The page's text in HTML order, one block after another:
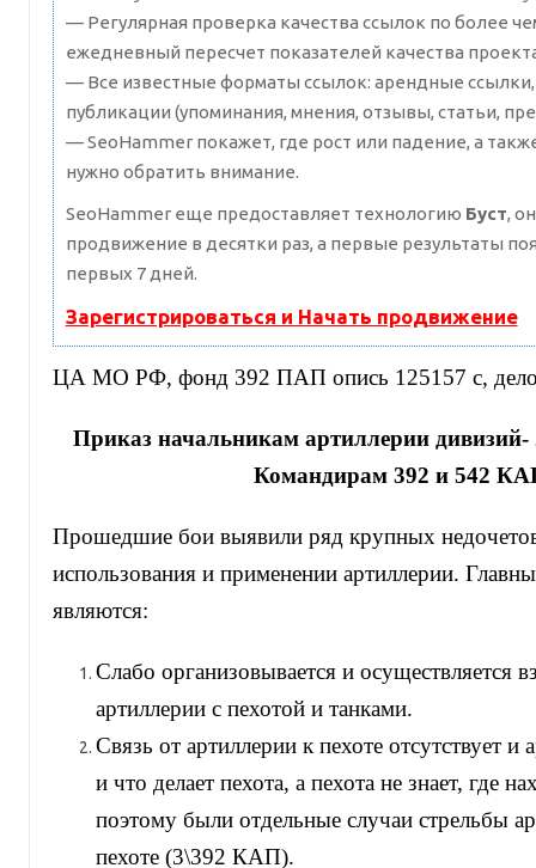
— Регулярная проверка качества ссылок по более
ежедневный пересчет показателей качества
— Все известные форматы ссылок: арендные
публикации (упоминания, мнения, отзывы, статьи,
— SeoHammer покажет, где рост или падение, а
нужно обратить внимание.
SeoHammer еще предоставляет технологию Буст,
продвижение в десятки раз, а первые результаты
первых 7 дней.
Зарегистрироваться и Начать продвижение
ЦА МО РФ, фонд 392 ПАП опись 125157 с, дело
Приказ начальникам артиллерии дивизий-
Командирам 392 и 542
Прошедшие бои выявили ряд крупных
использования и применении артиллерии.
являются:
Слабо организовывается и осуществляется
артиллерии с пехотой и танками.
Связь от артиллерии к пехоте отсутствует и
и что делает пехота, а пехота не знает, где
поэтому были отдельные случаи стрельбы
пехоте (3\392 КАП).